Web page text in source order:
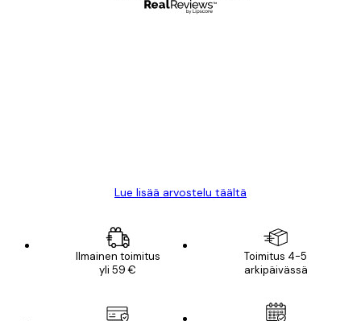
Lue lisää arvostelu täältä
Ilmainen toimitus
yli 59 €
Toimitus 4-5
arkipäivässä